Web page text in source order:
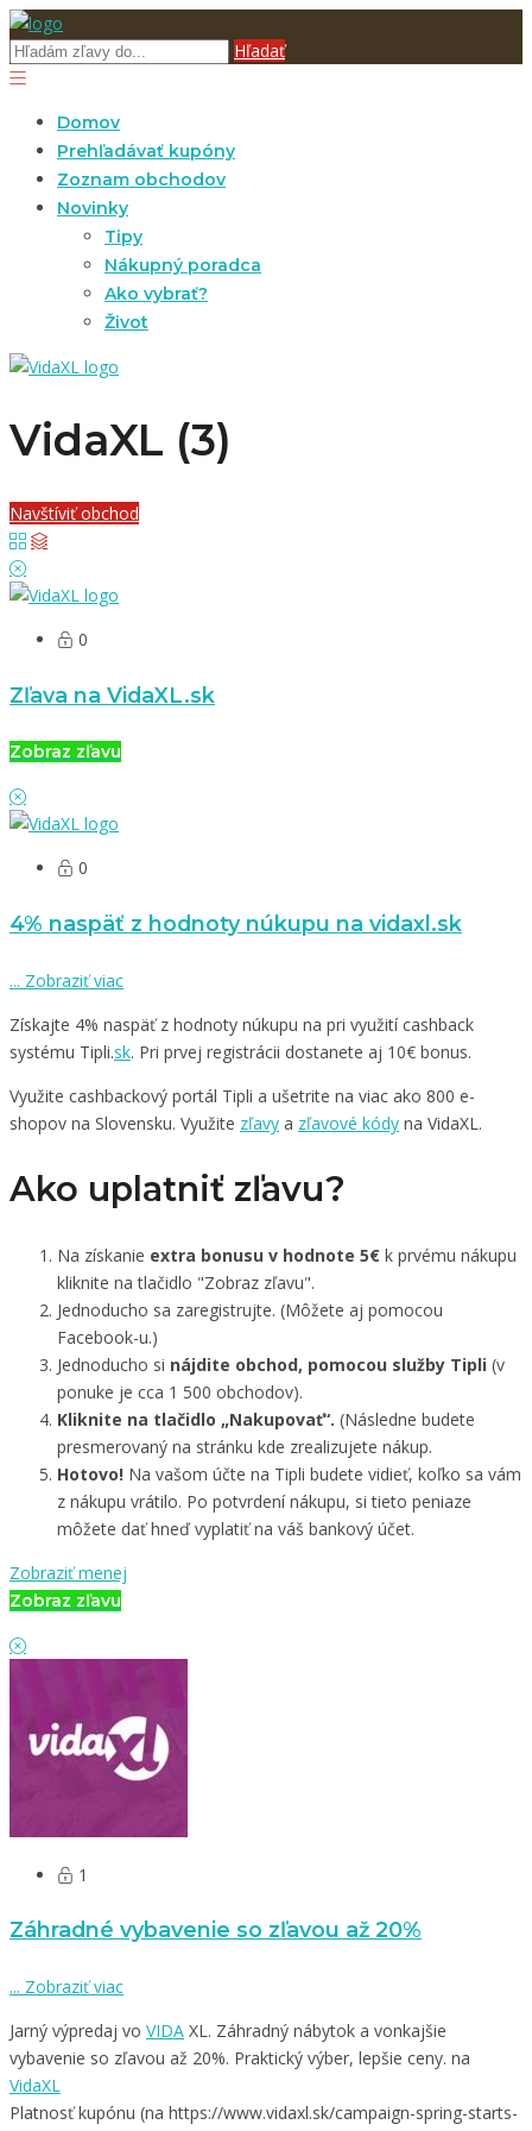
Hľadať
Domov
Prehľadávať kupóny
Zoznam obchodov
Novinky
Tipy
Nákupný poradca
Ako vybrať?
Život
VidaXL (3)
Navštíviť obchod
0
Zľava na VidaXL.sk
Zobraz zľavu
0
4% naspäť z hodnoty núkupu na vidaxl.sk
... Zobraziť viac
Získajte 4% naspäť z hodnoty núkupu na pri využití cashback
systému Tipli.sk. Pri prvej registrácii dostanete aj 10€ bonus.
Využite cashbackový portál Tipli a ušetrite na viac ako 800 e-
shopov na Slovensku. Využite zľavy a zľavové kódy na VidaXL.
Ako uplatniť zľavu?
Na získanie extra bonusu v hodnote 5€ k prvému nákupu
kliknite na tlačidlo "Zobraz zľavu".
Jednoducho sa zaregistrujte. (Môžete aj pomocou
Facebook-u.)
Jednoducho si nájdite obchod, pomocou služby Tipli (v
ponuke je cca 1 500 obchodov).
Kliknite na tlačidlo „Nakupovať“. (Následne budete
presmerovaný na stránku kde zrealizujete nákup.
Hotovo! Na vašom účte na Tipli budete vidieť, koľko sa vám
z nákupu vrátilo. Po potvrdení nákupu, si tieto peniaze
môžete dať hneď vyplatiť na váš bankový účet.
Zobraziť menej
Zobraz zľavu
1
Záhradné vybavenie so zľavou až 20%
... Zobraziť viac
Jarný výpredaj vo VIDA XL. Záhradný nábytok a vonkajšie
vybavenie so zľavou až 20%. Praktický výber, lepšie ceny. na
VidaXL
Platnosť kupónu (na https://www.vidaxl.sk/campaign-spring-starts-